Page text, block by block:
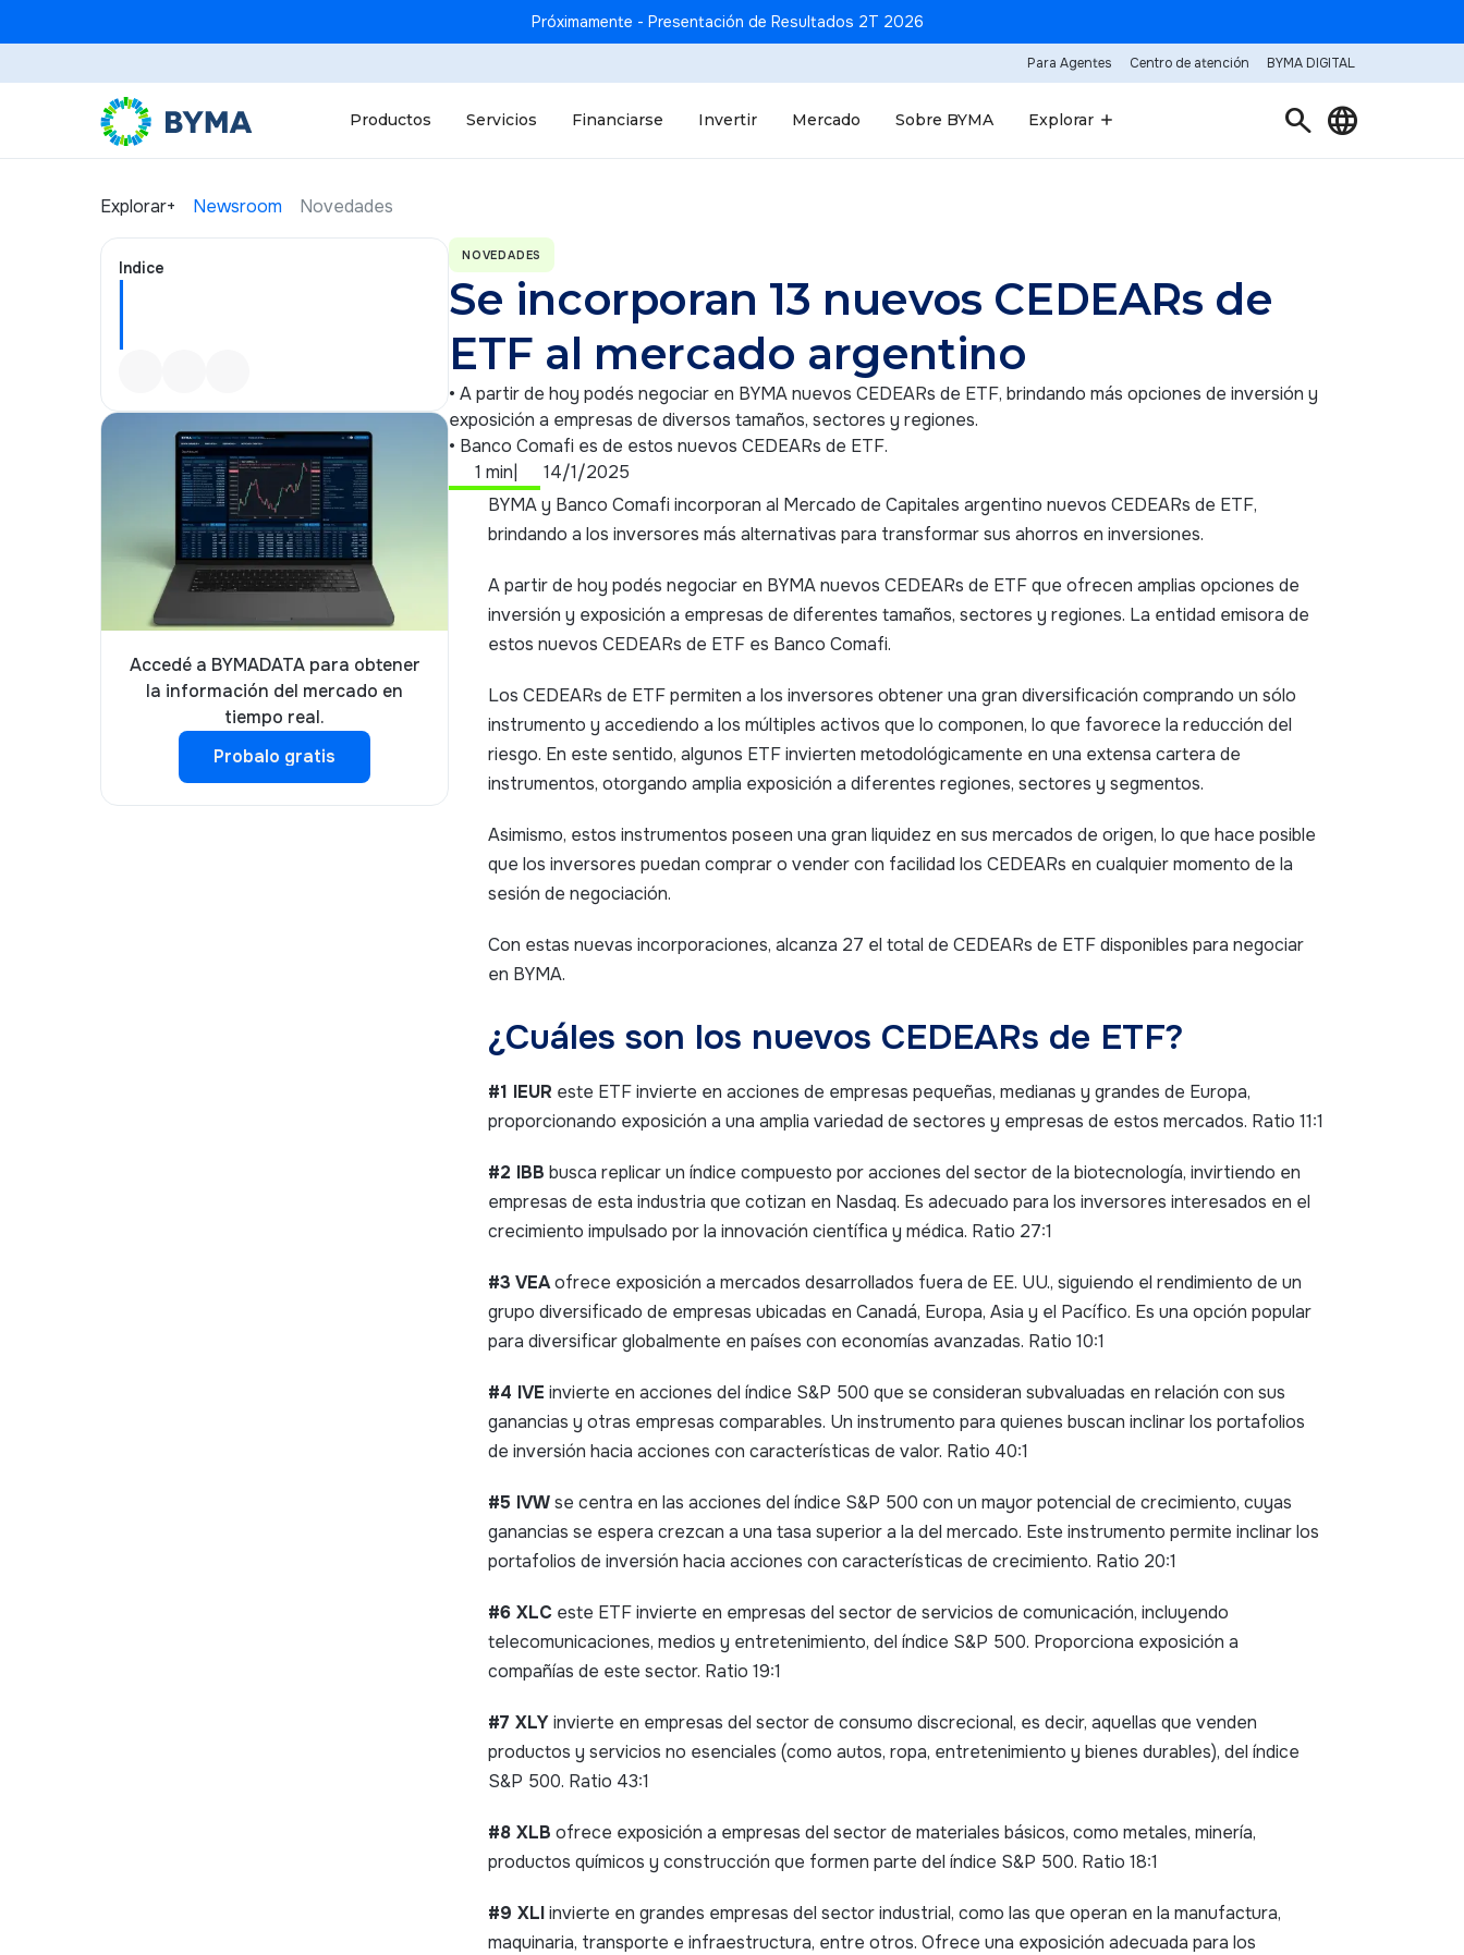
Próximamente - Presentación de Resultados 2T 2026
Para Agentes Centro de atención BYMA DIGITAL
Productos Servicios Financiarse Invertir Mercado Sobre BYMA Explorar search language
Explorar+ Newsroom Novedades
Indice
Accedé a BYMADATA para obtener
la información del mercado en
tiempo real.
Probalo gratis
NOVEDADES
Se incorporan 13 nuevos CEDEARs de
ETF al mercado argentino
• A partir de hoy podés negociar en BYMA nuevos CEDEARs de ETF, brindando más opciones de inversión y
exposición a empresas de diversos tamaños, sectores y regiones.
• Banco Comafi es de estos nuevos CEDEARs de ETF.
1 min
14/1/2025
BYMA y Banco Comafi incorporan al Mercado de Capitales argentino nuevos CEDEARs de ETF,
brindando a los inversores más alternativas para transformar sus ahorros en inversiones.
A partir de hoy podés negociar en BYMA nuevos CEDEARs de ETF que ofrecen amplias opciones de
inversión y exposición a empresas de diferentes tamaños, sectores y regiones. La entidad emisora de
estos nuevos CEDEARs de ETF es Banco Comafi.
Los CEDEARs de ETF permiten a los inversores obtener una gran diversificación comprando un sólo
instrumento y accediendo a los múltiples activos que lo componen, lo que favorece la reducción del
riesgo. En este sentido, algunos ETF invierten metodológicamente en una extensa cartera de
instrumentos, otorgando amplia exposición a diferentes regiones, sectores y segmentos.
Asimismo, estos instrumentos poseen una gran liquidez en sus mercados de origen, lo que hace posible
que los inversores puedan comprar o vender con facilidad los CEDEARs en cualquier momento de la
sesión de negociación.
Con estas nuevas incorporaciones, alcanza 27 el total de CEDEARs de ETF disponibles para negociar
en BYMA.
¿Cuáles son los nuevos CEDEARs de ETF?
#1 IEUR este ETF invierte en acciones de empresas pequeñas, medianas y grandes de Europa,
proporcionando exposición a una amplia variedad de sectores y empresas de estos mercados. Ratio 11:1
#2 IBB busca replicar un índice compuesto por acciones del sector de la biotecnología, invirtiendo en
empresas de esta industria que cotizan en Nasdaq. Es adecuado para los inversores interesados en el
crecimiento impulsado por la innovación científica y médica. Ratio 27:1
#3 VEAofrece exposición a mercados desarrollados fuera de EE. UU., siguiendo el rendimiento de un
grupo diversificado de empresas ubicadas en Canadá, Europa, Asia y el Pacífico. Es una opción popular
para diversificar globalmente en países con economías avanzadas. Ratio 10:1
#4 IVE invierte en acciones del índice S&P 500 que se consideran subvaluadas en relación con sus
ganancias y otras empresas comparables. Un instrumento para quienes buscan inclinar los portafolios
de inversión hacia acciones con características de valor. Ratio 40:1
#5 IVWse centra en las acciones del índice S&P 500 con un mayor potencial de crecimiento, cuyas
ganancias se espera crezcan a una tasa superior a la del mercado. Este instrumento permite inclinar los
portafolios de inversión hacia acciones con características de crecimiento. Ratio 20:1
#6 XLC este ETF invierte en empresas del sector de servicios de comunicación, incluyendo
telecomunicaciones, medios y entretenimiento, del índice S&P 500. Proporciona exposición a
compañías de este sector. Ratio 19:1
#7 XLYinvierte en empresas del sector de consumo discrecional, es decir, aquellas que venden
productos y servicios no esenciales (como autos, ropa, entretenimiento y bienes durables), del índice
S&P 500. Ratio 43:1
#8 XLB ofrece exposición a empresas del sector de materiales básicos, como metales, minería,
productos químicos y construcción que formen parte del índice S&P 500. Ratio 18:1
#9 XLIinvierte en grandes empresas del sector industrial, como las que operan en la manufactura,
maquinaria, transporte e infraestructura, entre otros. Ofrece una exposición adecuada para los